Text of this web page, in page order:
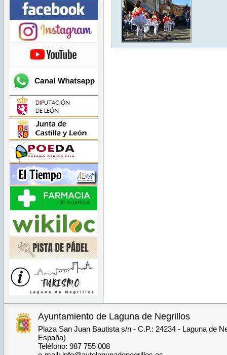
Ayuntamiento de Laguna de Negrillos
Plaza San Juan Bautista s/n - C.P.: 24234 - Laguna de
España)
Teléfono: 987 755 008